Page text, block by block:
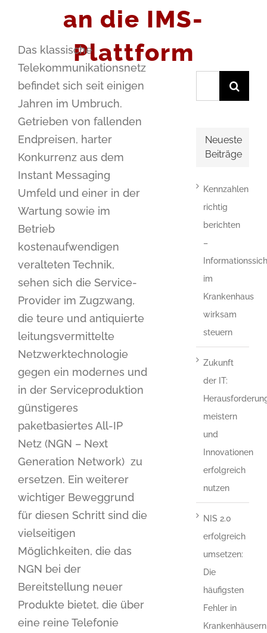
an die IMS-
Plattform
Das klassische
Telekommunikationsnetz
befindet sich seit einigen
Jahren im Umbruch.
Getrieben von fallenden
Endpreisen, harter
Konkurrenz aus dem
Instant Messaging
Umfeld und einer in der
Wartung sowie im
Betrieb
kostenaufwendigen
veralteten Technik,
sehen sich die Service-
Provider im Zugzwang,
die teure und antiquierte
leitungsvermittelte
Netzwerktechnologie
gegen ein modernes und
in der Serviceproduktion
günstigeres
paketbasiertes All-IP
Netz (NGN – Next
Generation Network) zu
ersetzen. Ein weiterer
wichtiger Beweggrund
für diesen Schritt sind die
vielseitigen
Möglichkeiten, die das
NGN bei der
Bereitstellung neuer
Produkte bietet, die über
eine reine Telefonie
Neueste
Beiträge
Kennzahlen
richtig
berichten
–
im
Krankenhaus
wirksam
steuern
Zukunft
der IT:
meistern
und
Innovationen
erfolgreich
nutzen
NIS 2.0
erfolgreich
umsetzen:
Die
häufigsten
Fehler in
Krankenhäusern